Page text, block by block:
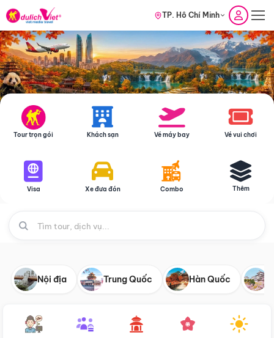
TP. Hồ Chí Minh
Tour trọn gói Khách sạn Vé máy bay Vé vui chơi
Visa Xe đưa đón Combo Thêm
Nội địa Trung Quốc Hàn Quốc